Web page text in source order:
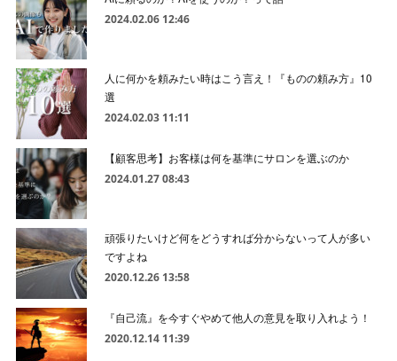
2024.02.06 12:46
人に何かを頼みたい時はこう言え！『ものの頼み方』10
選
2024.02.03 11:11
【顧客思考】お客様は何を基準にサロンを選ぶのか
2024.01.27 08:43
頑張りたいけど何をどうすれば分からないって人が多い
ですよね
2020.12.26 13:58
『自己流』を今すぐやめて他人の意見を取り入れよう！
2020.12.14 11:39